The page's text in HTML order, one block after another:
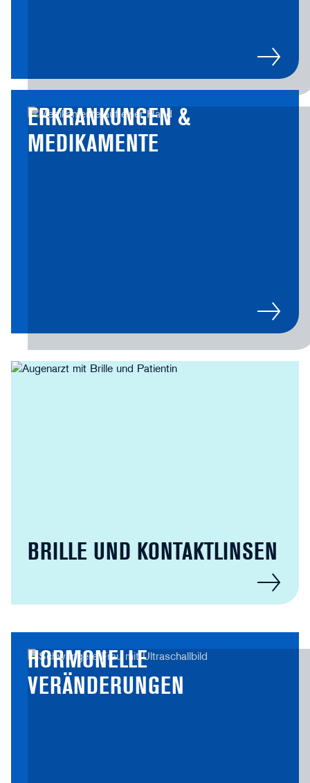
ERKRANKUNGEN &
MEDIKAMENTE
BRILLE UND KONTAKT­LINSEN
HORMONELLE
VERÄNDERUNGEN